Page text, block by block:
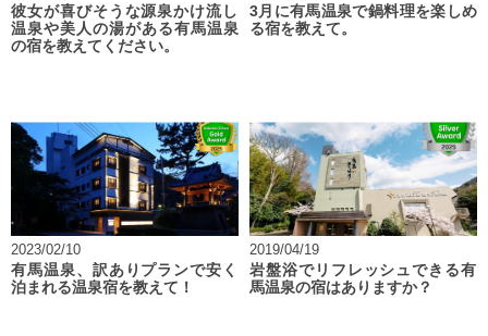
彼女が喜びそうな源泉かけ流し
温泉や美人の湯がある有馬温泉
の宿を教えてください。
3月に有馬温泉で鍋料理を楽しめ
る宿を教えて。
2023/02/10
有馬温泉、訳ありプランで安く
泊まれる温泉宿を教えて！
2019/04/19
岩盤浴でリフレッシュできる有
馬温泉の宿はありますか？